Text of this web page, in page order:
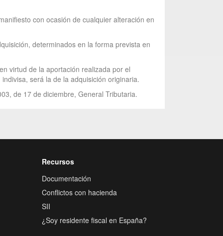
con ocasión de cualquier alteración en
determinados en la forma prevista en
virtud de la aportación realizada por el
será la de la adquisición originaria.
de 17 de diciembre, General Tributaria.
Recursos
Documentación
Conflictos con hacienda
SII
¿Soy residente fiscal en España?